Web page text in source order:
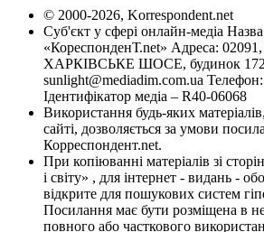
© 2000-2026, Korrespondent.net
Суб'єкт у сфері онлайн-медіа
«КореспонденТ.net» Адреса: 02091,
ХАРКІВСЬКЕ ШОСЕ, будинок 172-
sunlight@mediadim.com.ua
Ідентифікатор медіа – R40-06068
Використання будь-яких
сайті, дозволяється за умови
Корреспондент.net.
При копіюванні матеріалів зі
і світу» , для інтернет - видань -
відкрите для пошукових систем
Посилання має бути розміщена в
повного або часткового